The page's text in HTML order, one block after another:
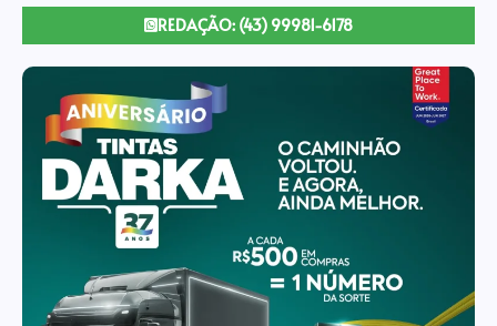
REDAÇÃO: (43) 99981-6178